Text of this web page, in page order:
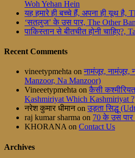
Woh Yehan Hein
यह हमारे ही बच्चे हैं, अपना ही यूथ है,
‘सतलुज’ के उस पार, The Other
पाकिस्तान से बीतचीत होनी चाहिए?,
Recent Comments
vineetypmehta on नामंजूर, नामंजूर,
Manzoor, Na Manzoor)
Vineeetypmehta on कैसी
Kashmiriyat Which Kashmiriyat
नरेश कुमार धीमानon उड़ता सिद्धू
raj kumar sharma on 70 के उस पार
KHORANA on Contact Us
Archives